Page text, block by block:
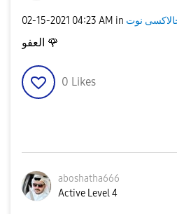
‎02-15-2021 04:23 AM in نوت
🌹
0 Likes
aboshatha666
Active Level 4